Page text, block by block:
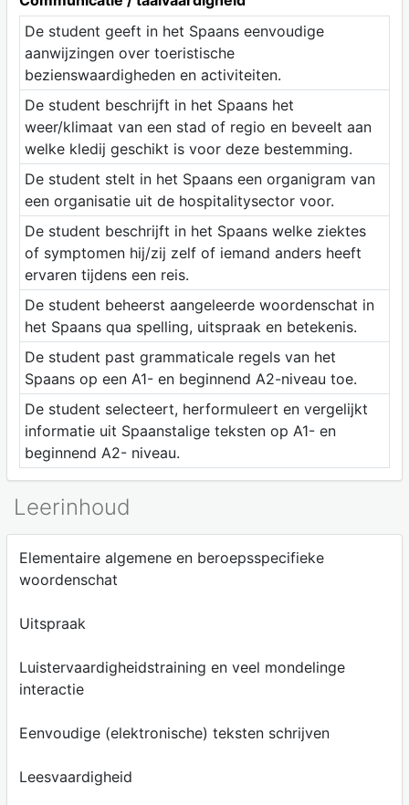
De student geeft in het Spaans eenvoudige
aanwijzingen over toeristische
bezienswaardigheden en activiteiten.
De student beschrijft in het Spaans het
weer/klimaat van een stad of regio en beveelt aan
welke kledij geschikt is voor deze bestemming.
De student stelt in het Spaans een organigram van
een organisatie uit de hospitalitysector voor.
De student beschrijft in het Spaans welke ziektes
of symptomen hij/zij zelf of iemand anders heeft
ervaren tijdens een reis.
De student beheerst aangeleerde woordenschat in
het Spaans qua spelling, uitspraak en betekenis.
De student past grammaticale regels van het
Spaans op een A1- en beginnend A2-niveau toe.
De student selecteert, herformuleert en vergelijkt
informatie uit Spaanstalige teksten op A1- en
beginnend A2- niveau.
Leerinhoud
Elementaire algemene en beroepsspecifieke
woordenschat
Uitspraak
Luistervaardigheidstraining en veel mondelinge
interactie
Eenvoudige (elektronische) teksten schrijven
Leesvaardigheid